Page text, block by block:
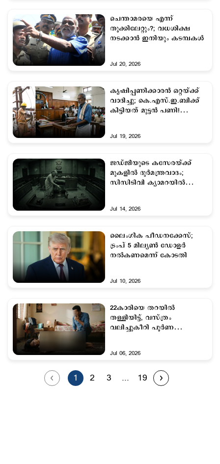
ചെന്താമരയെ എന്ന്
തൂക്കിലേറ്റും?; വധശിക്ഷ
നടക്കാന്‍ ഇനിയും കടമ്പകള്‍
Jul 20, 2026
കൃഷിപ്പണിക്കാരൻ ഒറ്റയ്ക്ക്
വാദിച്ചു; കെ.എസ്.ഇ.ബിക്ക്
കിട്ടിയത് മുട്ടന്‍ പണി!
Jul 19, 2026
ജഡ്ജിയുടെ കസേരയ്ക്ക്
മുകളിൽ ദുർമന്ത്രവാദം;
സിസിടിവി ക്യാമറയിൽ
പിടിയിൽ
Jul 14, 2026
ലൈംഗിക പീഡനക്കേസ്;
ട്രംപ് 5 മില്യൺ ഡോളർ
നല്‍കണമെന്ന് കോടതി
Jul 10, 2026
22കാരിയെ തറയില്‍
തള്ളിയിട്ട്, വസ്ത്രം
വലിച്ചുകീറി പൂര്‍ണ
തടവ്
Jul 06, 2026
1 2 3 ... 19